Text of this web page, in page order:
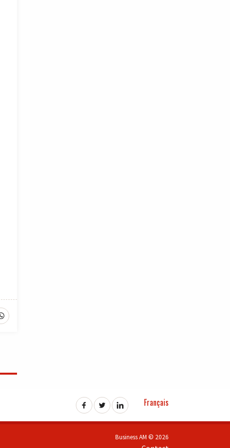
Français
Business AM © 2026